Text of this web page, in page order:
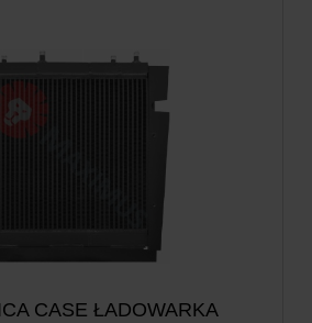
CASE ŁADOWARKA